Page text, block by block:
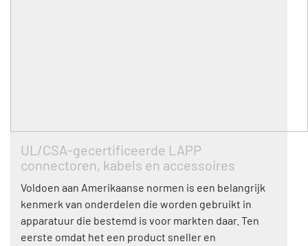
UL/CSA-gecertificeerde LAPP
connectoren, kabels en accessoires
Voldoen aan Amerikaanse normen is een belangrijk
kenmerk van onderdelen die worden gebruikt in
apparatuur die bestemd is voor markten daar. Ten
eerste omdat het een product sneller en